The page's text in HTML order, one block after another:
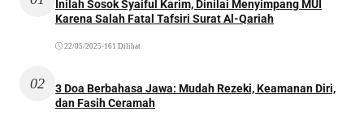
Inilah Sosok Syaiful Karim, Dinilai Menyimpang MUI
Karena Salah Fatal Tafsiri Surat Al-Qariah
22/05/2025 •161 Dilihat
02
3 Doa Berbahasa Jawa: Mudah Rezeki, Keamanan Diri,
dan Fasih Ceramah